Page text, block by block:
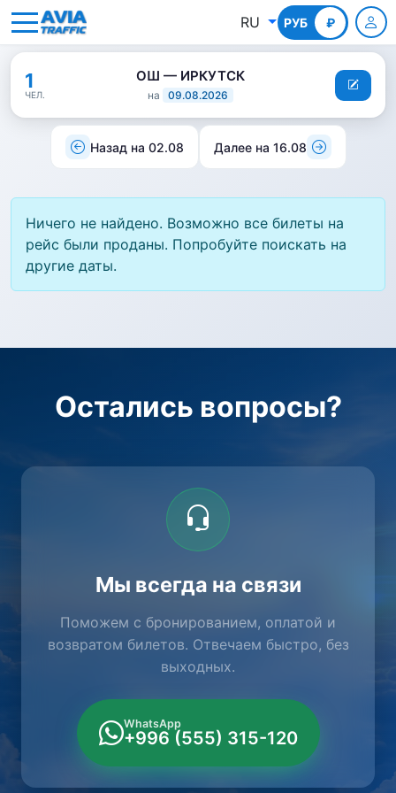
RU РУБ ₽
КГС
1
ЧЕЛ.
ОШ — ИРКУТСК
на 09.08.2026
Назад на 02.08 Далее на 16.08
Ничего не найдено. Возможно все билеты на
рейс были проданы. Попробуйте поискать на
другие даты.
Остались вопросы?
Мы всегда на связи
Поможем с бронированием, оплатой и
возвратом билетов. Отвечаем быстро, без
выходных.
WhatsApp
+996 (555) 315-120